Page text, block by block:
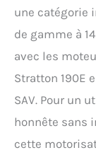
une catégorie
de gamme à
avec les
Stratton 190E
SAV. Pour un
honnête sans
cette